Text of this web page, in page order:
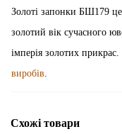
Золоті запонки БШ179 це
золотий вік сучасного
імперія золотих прикрас.
виробів
Схожі товари